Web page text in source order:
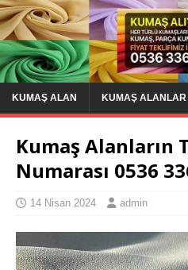
KUMAŞ ALAN KUMAŞ ALANLAR
Kumaş Alanların
Numarası 0536
14 Nisan 2024 admin